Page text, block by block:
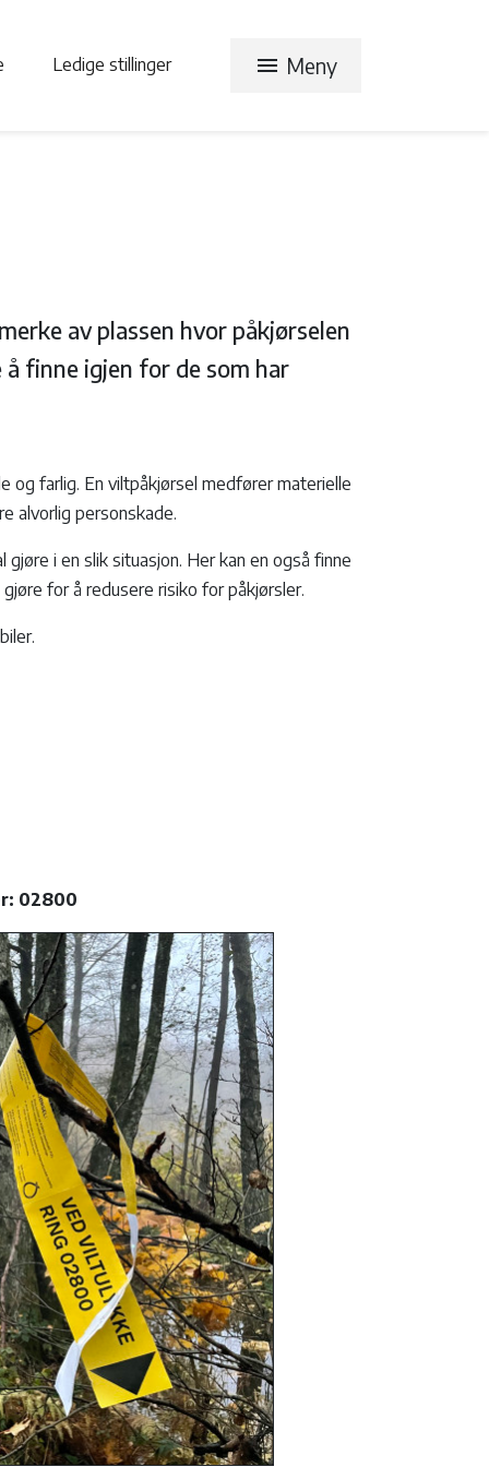
Ledige stillinger menu Meny
av plassen hvor påkjørselen
finne igjen for de som har
og farlig. En viltpåkjørsel medfører materielle
alvorlig personskade.
i en slik situasjon. Her kan en også finne
for å redusere risiko for påkjørsler.
02800